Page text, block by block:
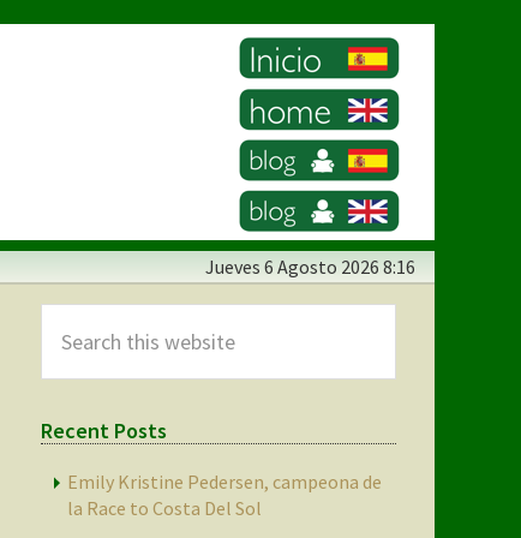
Jueves 6 Agosto 2026 8:16
Sidebar
this
website
Recent Posts
Emily Kristine Pedersen, campeona de
la Race to Costa Del Sol